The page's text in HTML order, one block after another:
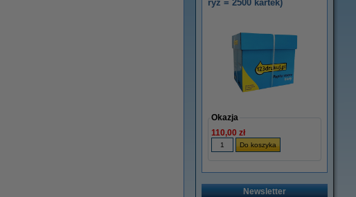
ryz = 2500 kartek)
Okazja
110,00 zł
Newsletter